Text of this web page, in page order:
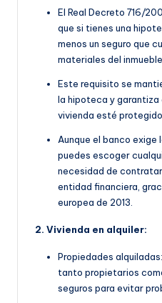
El Real Decreto 716/
que si tienes una
menos un seguro que
materiales del
Este requisito se manti
la hipoteca y garantiza
vivienda esté protegido
Aunque el banco exige
puedes escoger
necesidad de
entidad financiera,
europea de 2013.
2. Vivienda en alquiler:
Propiedades
tanto propietarios
seguros para evitar